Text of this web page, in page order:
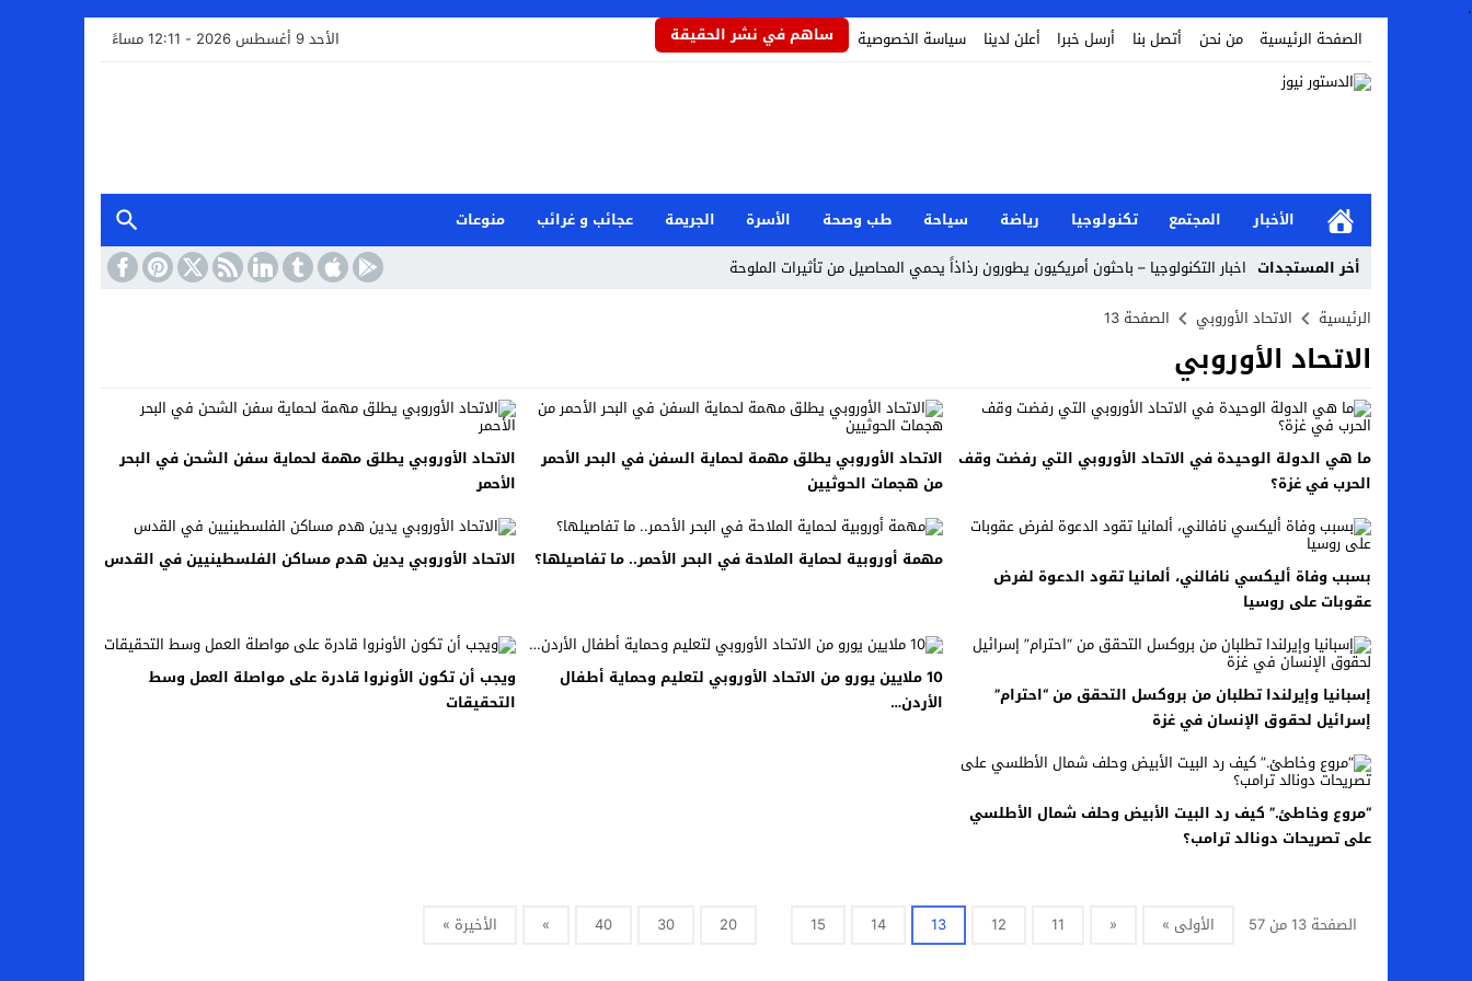
.
الصفحة الرئيسية
من نحن أتصل بنا أرسل خبرا أعلن لدينا سياسة الخصوصية ساهم في نشر الحقيقة الأحد 9 أغسطس 2026 - 12:11 مساءً
الأخبار المجتمع تكنولوجيا رياضة سياحة طب وصحة الأسرة الجريمة عجائب و غرائب
منوعات
أخر المستجدات اخبار التكنولوجيا – باحثون أمريكيون يطورون رذاذاً يحمي المحاصيل من تأثيرات الملوحة
أخبار الفن – ب الفن – إسعاد يونس: عادل إمام رفض دور البطولة في بكيزة وزغلول
اراء و اقلام الدستور – بعد ست سنوات من انفجار مرفأ بيروت: هل العدالة قريبة؟
مال و اعمال – تراجع السندات الخليجية والمصرية بعد حادثة دمياط
اخبار العرب – الكويت: وفاة عامل نتيجة عدوان إيراني استهدف شركة صينية
عالم الجريمة – بالصور: إسبانيا تلغي حالة الطوارئ الوطنية
اخبار الرياضة – اليويفا يعقد اجتماعا طارئا لبحث خطة الفيفا لبيع حصة في كيان تجاري جديد
عالم الجريمة – ب الأمن والقضاء – في الصورة: إحباط عمليتين لتهريب مادة الكبتاجون إلى الخليج
عالم الجريمة – قُتل أربعة مهاجرين غير شرعيين أثناء محاولتهم عبور القناة الإنجليزية باتجاه بريطانيا
مال و اعمال – انكماش الاقتصاد السعودي للمرة الأولى منذ عامين ونصف
الرئيسية الاتحاد الأوروبي الصفحة 13
الاتحاد الأوروبي
ما هي الدولة الوحيدة في الاتحاد الأوروبي التي رفضت وقف
الحرب في غزة؟
الاتحاد الأوروبي يطلق مهمة لحماية السفن في البحر الأحمر
من هجمات الحوثيين
الاتحاد الأوروبي يطلق مهمة لحماية سفن الشحن في البحر
الأحمر
بسبب وفاة أليكسي نافالني، ألمانيا تقود الدعوة لفرض
عقوبات على روسيا
مهمة أوروبية لحماية الملاحة في البحر الأحمر.. ما تفاصيلها؟ الاتحاد الأوروبي يدين هدم مساكن الفلسطينيين في القدس
إسبانيا وإيرلندا تطلبان من بروكسل التحقق من “احترام”
إسرائيل لحقوق الإنسان في غزة
10 ملايين يورو من الاتحاد الأوروبي لتعليم وحماية أطفال
الأردن…
ويجب أن تكون الأونروا قادرة على مواصلة العمل وسط
التحقيقات
“مروع وخاطئ.” كيف رد البيت الأبيض وحلف شمال الأطلسي
على تصريحات دونالد ترامب؟
الصفحة 13 من 57 الأولى » «
11
12
13
14
15
20
30
40
» الأخيرة »